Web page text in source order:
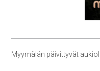
Myymälän päivittyvät